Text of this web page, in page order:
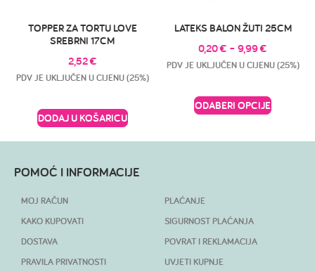
TOPPER ZA TORTU LOVE
SREBRNI 17CM
2,52€
PDV JE UKLJUČEN U CIJENU (25%)
DODAJ U KOŠARICU
LATEKS BALON ŽUTI 25CM
0,20€ – 9,99€
PDV JE UKLJUČEN U CIJENU (25%)
ODABERI OPCIJE
POMOĆ I INFORMACIJE
MOJ RAČUN
KAKO KUPOVATI
DOSTAVA
PRAVILA PRIVATNOSTI
PLAĆANJE
SIGURNOST PLAĆANJA
POVRAT I REKLAMACIJA
UVJETI KUPNJE